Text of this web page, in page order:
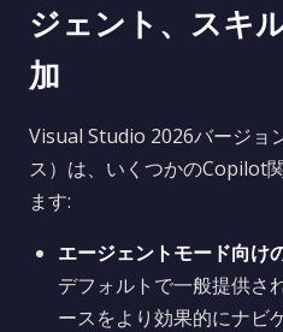
ジェント、スキ
加
Visual Studio 2026バージョ
ス）は、いくつかのCopilot
ます:
エージェントモード向け
デフォルトで一般提供さ
ースをより効果的にナビ